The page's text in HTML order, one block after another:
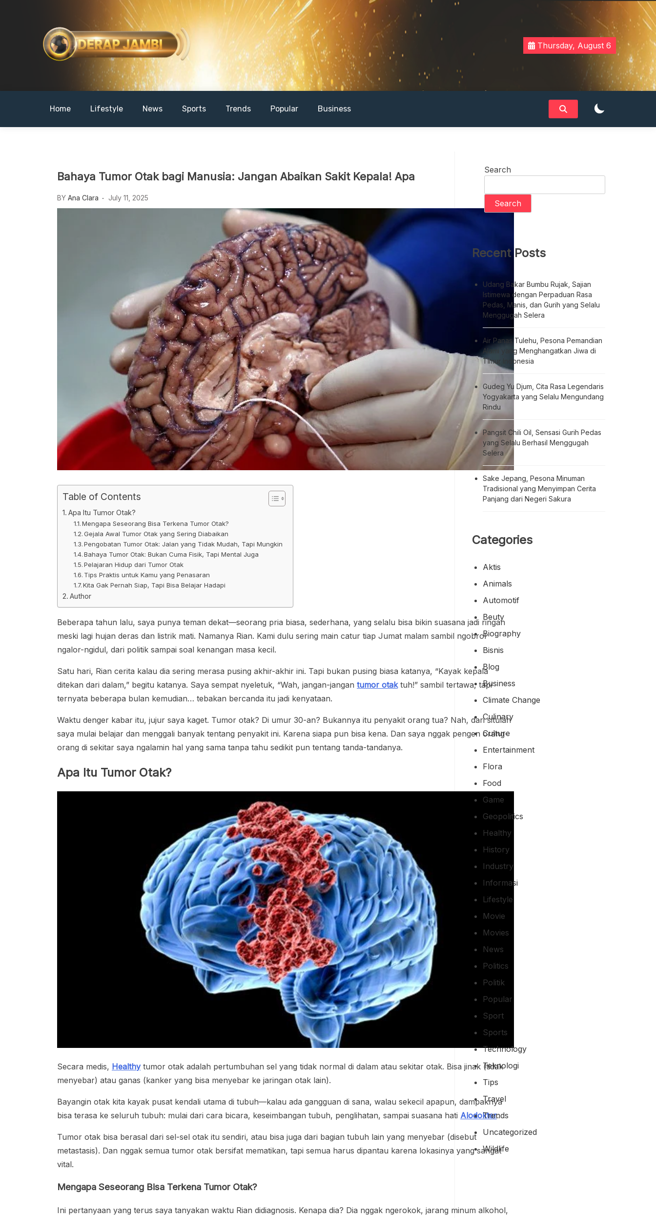
DERAPJAMBI
Thursday, August 6
Home Lifestyle News Sports Trends Popular Business
Bahaya Tumor Otak bagi Manusia: Jangan Abaikan Sakit Kepala! Apa
BY Ana Clara July 11, 2025
Table of Contents
Apa Itu Tumor Otak?
Mengapa Seseorang Bisa Terkena Tumor Otak?
Gejala Awal Tumor Otak yang Sering Diabaikan
Pengobatan Tumor Otak: Jalan yang Tidak Mudah, Tapi Mungkin
Bahaya Tumor Otak: Bukan Cuma Fisik, Tapi Mental Juga
Pelajaran Hidup dari Tumor Otak
Tips Praktis untuk Kamu yang Penasaran
Kita Gak Pernah Siap, Tapi Bisa Belajar Hadapi
Author
Beberapa tahun lalu, saya punya teman dekat—seorang pria biasa, sederhana, yang selalu bisa bikin suasana jadi ringan
meski lagi hujan deras dan listrik mati. Namanya Rian. Kami dulu sering main catur tiap Jumat malam sambil ngobrol
ngalor-ngidul, dari politik sampai soal kenangan masa kecil.
Satu hari, Rian cerita kalau dia sering merasa pusing akhir-akhir ini. Tapi bukan pusing biasa katanya, “Kayak kepala
ditekan dari dalam,” begitu katanya. Saya sempat nyeletuk, “Wah, jangan-jangan tumor otaktuh!” sambil tertawa, tapi
ternyata beberapa bulan kemudian… tebakan bercanda itu jadi kenyataan.
Waktu denger kabar itu, jujur saya kaget. Tumor otak? Di umur 30-an? Bukannya itu penyakit orang tua? Nah, dari situlah
saya mulai belajar dan menggali banyak tentang penyakit ini. Karena siapa pun bisa kena. Dan saya nggak pengen orang-
orang di sekitar saya ngalamin hal yang sama tanpa tahu sedikit pun tentang tanda-tandanya.
Apa Itu Tumor Otak?
Secara medis, Healthytumor otak adalah pertumbuhan sel yang tidak normal di dalam atau sekitar otak. Bisa jinak (tidak
menyebar) atau ganas (kanker yang bisa menyebar ke jaringan otak lain).
Bayangin otak kita kayak pusat kendali utama di tubuh—kalau ada gangguan di sana, walau sekecil apapun, dampaknya
bisa terasa ke seluruh tubuh: mulai dari cara bicara, keseimbangan tubuh, penglihatan, sampai suasana hati Alodokter.
Tumor otak bisa berasal dari sel-sel otak itu sendiri, atau bisa juga dari bagian tubuh lain yang menyebar (disebut
metastasis). Dan nggak semua tumor otak bersifat mematikan, tapi semua harus dipantau karena lokasinya yang sangat
vital.
Mengapa Seseorang Bisa Terkena Tumor Otak?
Ini pertanyaan yang terus saya tanyakan waktu Rian didiagnosis. Kenapa dia? Dia nggak ngerokok, jarang minum alkohol,
Search
Search
Recent Posts
Udang Bakar Bumbu Rujak, Sajian
Istimewa dengan Perpaduan Rasa
Pedas, Manis, dan Gurih yang Selalu
Menggugah Selera
Air Panas Tulehu, Pesona Pemandian
Alami yang Menghangatkan Jiwa di
Timur Indonesia
Gudeg Yu Djum, Cita Rasa Legendaris
Yogyakarta yang Selalu Mengundang
Rindu
Pangsit Chili Oil, Sensasi Gurih Pedas
yang Selalu Berhasil Menggugah
Selera
Sake Jepang, Pesona Minuman
Tradisional yang Menyimpan Cerita
Panjang dari Negeri Sakura
Categories
Aktis
Animals
Automotif
Beuty
Biography
Bisnis
Blog
Business
Climate Change
Culinary
Culture
Entertainment
Flora
Food
Game
Geopolitics
Healthy
History
Industry
Informasi
Lifestyle
Movie
Movies
News
Politics
Politik
Popular
Sport
Sports
Technology
Teknologi
Tips
Travel
Trends
Uncategorized
Wildlife